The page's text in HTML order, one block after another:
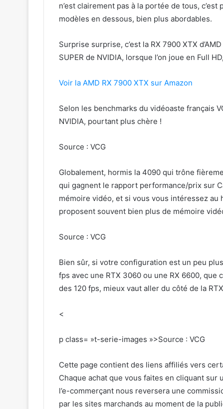
n’est clairement pas à la portée de tous,
modèles en dessous, bien plus abordables.
Surprise surprise, c’est la RX 7900 XTX
SUPER de NVIDIA, lorsque l’on joue en Full
Voir la AMD RX 7900 XTX sur Amazon
Selon les benchmarks du vidéoaste français
NVIDIA, pourtant plus chère !
Source : VCG
Globalement, hormis la 4090 qui trône
qui gagnent le rapport performance/prix sur
mémoire vidéo, et si vous vous intéressez au
proposent souvent bien plus de mémoire
Source : VCG
Bien sûr, si votre configuration est un peu
fps avec une RTX 3060 ou une RX 6600, que
des 120 fps, mieux vaut aller du côté de la
<
p class= »t-serie-images »>Source : VCG
Cette page contient des liens affiliés vers
Chaque achat que vous faites en cliquant sur
l’e-commerçant nous reversera une
par les sites marchands au moment de la